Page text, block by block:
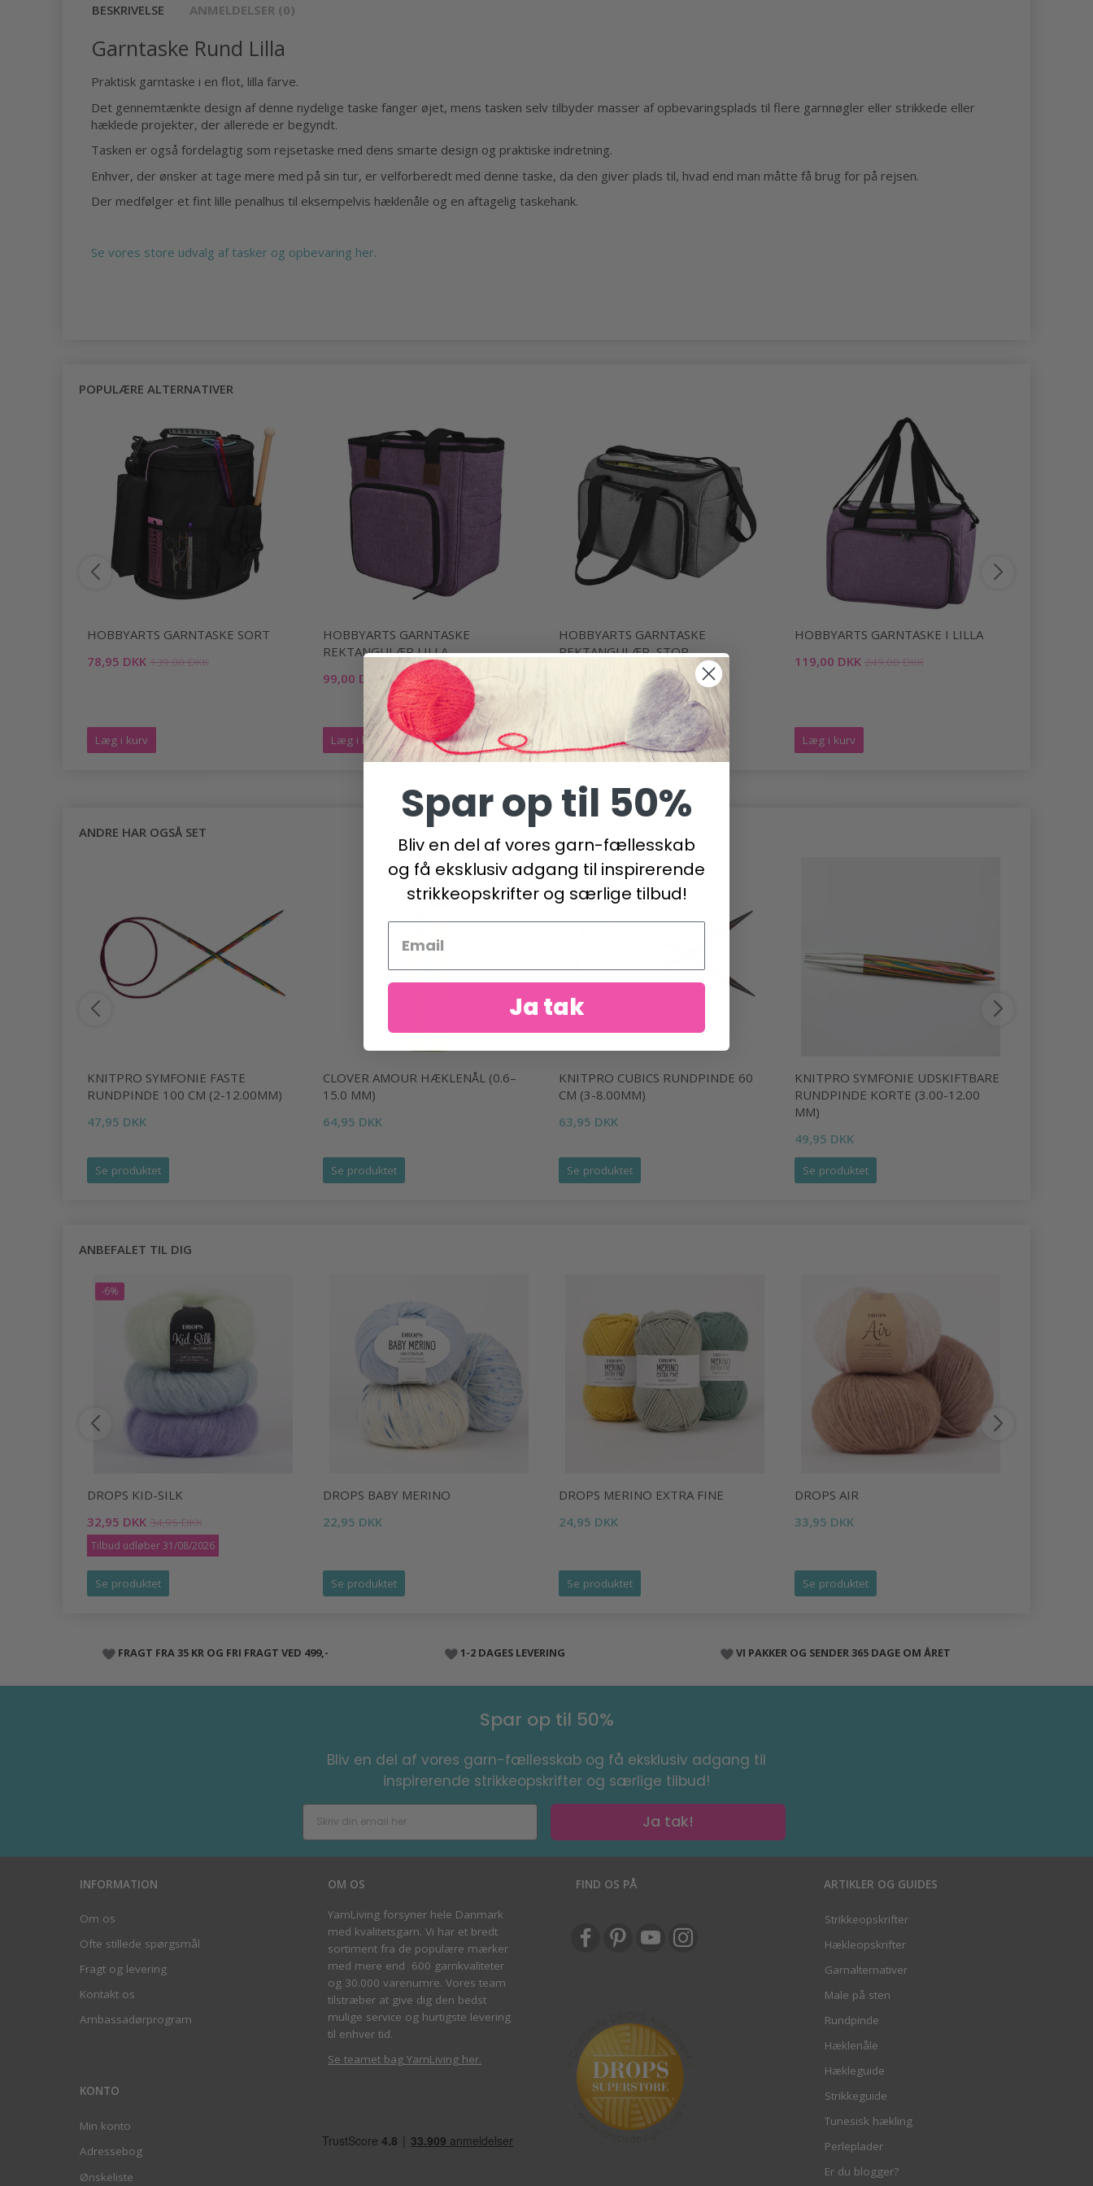
BESKRIVELSE ANMELDELSER (0)
Garntaske Rund Lilla
Praktisk garntaske i en flot, lilla farve.
Det gennemtænkte design af denne nydelige taske fanger øjet, mens tasken selv tilbyder masser af opbevaringsplads til flere garnnøgler eller strikkede eller
hæklede projekter, der allerede er begyndt.
Tasken er også fordelagtig som rejsetaske med dens smarte design og praktiske indretning.
Enhver, der ønsker at tage mere med på sin tur, er velforberedt med denne taske, da den giver plads til, hvad end man måtte få brug for på rejsen.
Der medfølger et fint lille penalhus til eksempelvis hæklenåle og en aftagelig taskehank.
Se vores store udvalg af tasker og opbevaring her.
POPULÆRE ALTERNATIVER
HOBBYARTS GARNTASKE SORT
78,95 DKK 139,00 DKK
Læg i kurv
HOBBYARTS GARNTASKE
REKTANGULÆR LILLA
99,00 DKK 189,00 DKK
Læg i kurv
HOBBYARTS GARNTASKE
REKTANGULÆR, STOR
249,00 DKK
Læg i kurv
HOBBYARTS GARNTASKE I LILLA
119,00 DKK 249,00 DKK
Læg i kurv
ANDRE HAR OGSÅ SET
KNITPRO SYMFONIE FASTE
RUNDPINDE 100 CM (2-12.00MM)
47,95 DKK
Se produktet
CLOVER AMOUR HÆKLENÅL (0.6–
15.0 MM)
64,95 DKK
Se produktet
KNITPRO CUBICS RUNDPINDE 60
CM (3-8.00MM)
63,95 DKK
Se produktet
KNITPRO SYMFONIE UDSKIFTBARE
RUNDPINDE KORTE (3.00-12.00
MM)
49,95 DKK
Se produktet
ANBEFALET TIL DIG
-6%
DROPS KID-SILK
32,95 DKK 34,95 DKK
Tilbud udløber 31/08/2026
Se produktet
DROPS BABY MERINO
22,95 DKK
Se produktet
DROPS MERINO EXTRA FINE
24,95 DKK
Se produktet
DROPS AIR
33,95 DKK
Se produktet
FRAGT FRA 35 KR OG FRI FRAGT VED 499,- 1-2 DAGES LEVERING VI PAKKER OG SENDER 365 DAGE OM ÅRET
Spar op til 50%
Bliv en del af vores garn-fællesskab og få eksklusiv adgang til
inspirerende strikkeopskrifter og særlige tilbud!
Ja tak!
INFORMATION
Om os
Ofte stillede spørgsmål
Fragt og levering
Kontakt os
Ambassadørprogram
KONTO
Min konto
Adressebog
Ønskeliste
OM OS
YarnLiving forsyner hele Danmark
med kvalitetsgarn. Vi har et bredt
sortiment fra de populære mærker
med mere end 600 garnkvaliteter
og 30.000 varenumre. Vores team
tilstræber at give dig den bedst
mulige service og hurtigste levering
til enhver tid.
Se teamet bag YarnLiving her.
FIND OS PÅ ARTIKLER OG GUIDES
Strikkeopskrifter
Hækleopskrifter
Garnalternativer
Male på sten
Rundpinde
Hæklenåle
Hækleguide
Strikkeguide
Tunesisk hækling
Perleplader
Er du blogger?
Spar op til 50%
Bliv en del af vores garn-fællesskab
og få eksklusiv adgang til inspirerende
strikkeopskrifter og særlige tilbud!
Ja tak